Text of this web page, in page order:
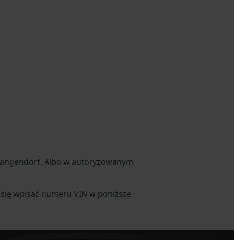
Albo w autoryzowanym
wpisać numeru VIN w poniższe